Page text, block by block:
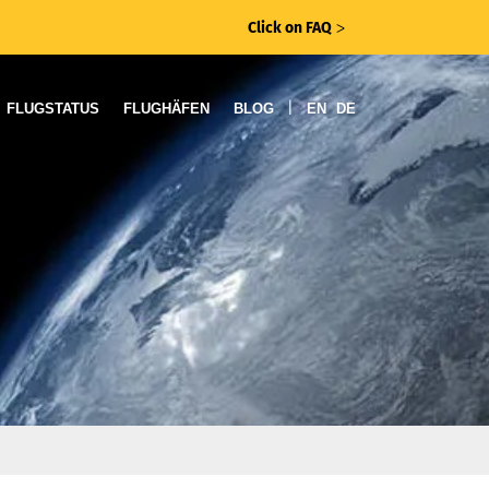
Click on FAQ ᐳ
FLUGSTATUS FLUGHÄFEN BLOG | EN DE